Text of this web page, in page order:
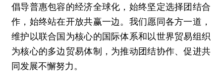
倡导普惠包容的经济全球化，始终坚定选择团结合
作，始终站在开放共赢一边。我们愿同各方一道，
维护以联合国为核心的国际体系和以世界贸易组织
为核心的多边贸易体制，为推动团结协作、促进共
同发展不懈努力。